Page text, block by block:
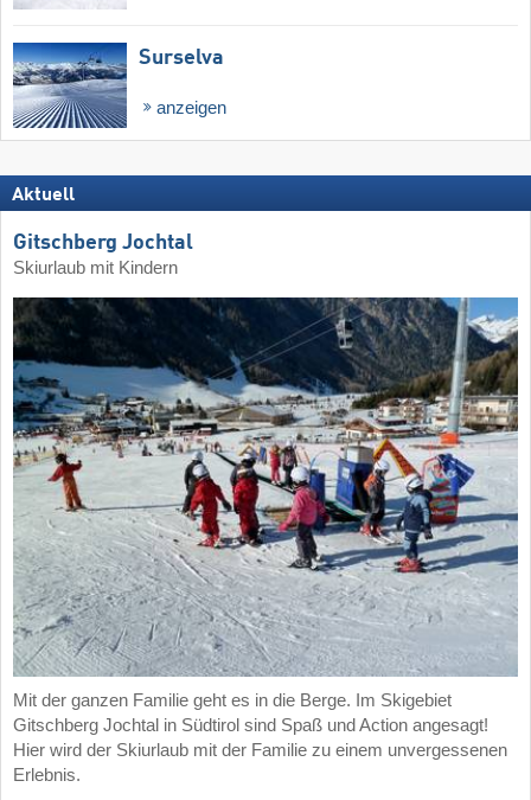
Surselva
anzeigen
Aktuell
Gitschberg Jochtal
Skiurlaub mit Kindern
Mit der ganzen Familie geht es in die Berge. Im Skigebiet
Gitschberg Jochtal in Südtirol sind Spaß und Action angesagt!
Hier wird der Skiurlaub mit der Familie zu einem unvergessenen
Erlebnis.